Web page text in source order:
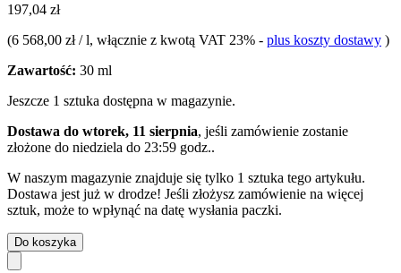
197,04 zł
(6 568,00 zł / l, włącznie z kwotą VAT 23% - plus koszty dostawy )
Zawartość: 30 ml
Jeszcze 1 sztuka dostępna w magazynie.
Dostawa do wtorek, 11 sierpnia, jeśli zamówienie zostanie
złożone do niedziela do 23:59 godz..
W naszym magazynie znajduje się tylko 1 sztuka tego artykułu.
Dostawa jest już w drodze! Jeśli złożysz zamówienie na więcej
sztuk, może to wpłynąć na datę wysłania paczki.
Do koszyka